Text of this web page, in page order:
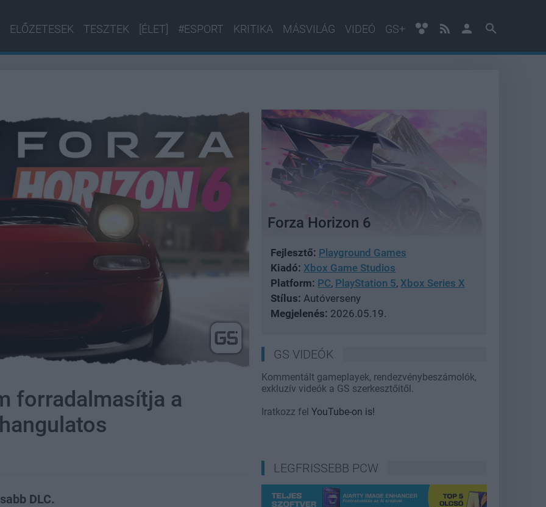
ELŐZETESEK TESZTEK [ÉLET] #ESPORT KRITIKA MÁSVILÁG VIDEÓ GS+
forradalmasítja a
DLC.
Forza Horizon 6
Fejlesztő: Playground Games
Kiadó: Xbox Game Studios
Platform: PC, PlayStation 5, Xbox Series X
Stílus: Autóverseny
Megjelenés: 2026.05.19.
GS VIDEÓK
Kommentált gameplayek, rendezvénybeszámolók,
exkluzív videók a GS szerkesztőitől.
Iratkozz fel YouTube-on is!
LEGFRISSEBB PCW